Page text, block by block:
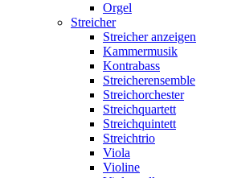
Orgel
Streicher
Streicher anzeigen
Kammermusik
Kontrabass
Streicherensemble
Streichorchester
Streichquartett
Streichquintett
Streichtrio
Viola
Violine